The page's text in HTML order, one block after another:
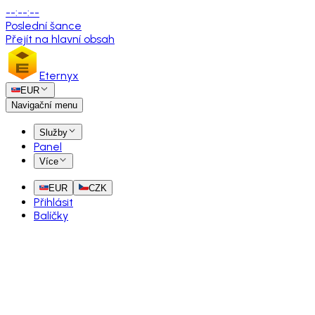
--:--:--
Poslední šance
Přejít na hlavní obsah
Eternyx
EUR
Navigační menu
Služby
Panel
Více
EUR CZK
Přihlásit
Balíčky